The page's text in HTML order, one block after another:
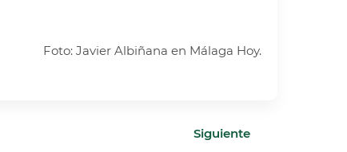
Foto: Javier Albiñana en Málaga Hoy.
Siguiente